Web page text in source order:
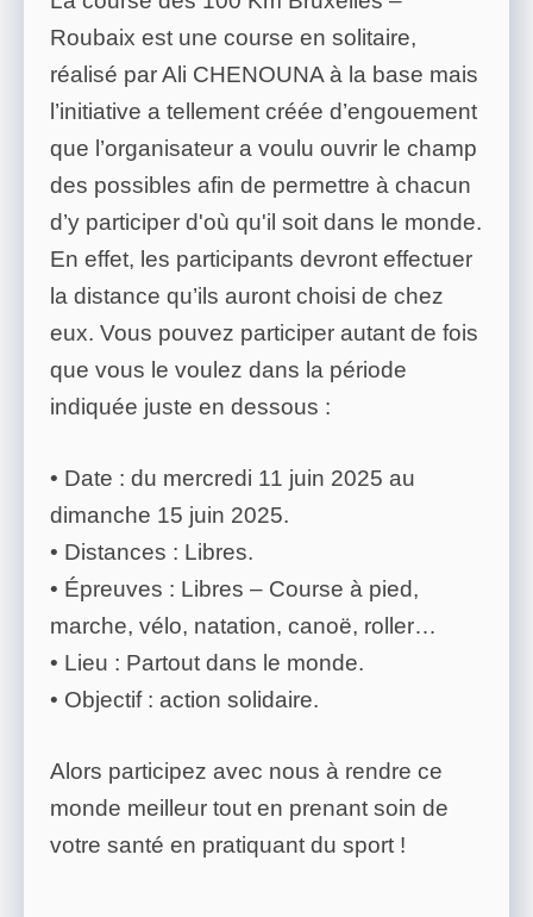
Roubaix est une course en solitaire,
réalisé par Ali CHENOUNA à la base mais
l’initiative a tellement créée d’engouement
que l’organisateur a voulu ouvrir le champ
des possibles afin de permettre à chacun
d’y participer d'où qu'il soit dans le monde.
En effet, les participants devront effectuer
la distance qu’ils auront choisi de chez
eux. Vous pouvez participer autant de fois
que vous le voulez dans la période
indiquée juste en dessous :
• Date : du mercredi 11 juin 2025 au
dimanche 15 juin 2025.
• Distances : Libres.
• Épreuves : Libres – Course à pied,
marche, vélo, natation, canoë, roller…
• Lieu : Partout dans le monde.
• Objectif : action solidaire.
Alors participez avec nous à rendre ce
monde meilleur tout en prenant soin de
votre santé en pratiquant du sport !